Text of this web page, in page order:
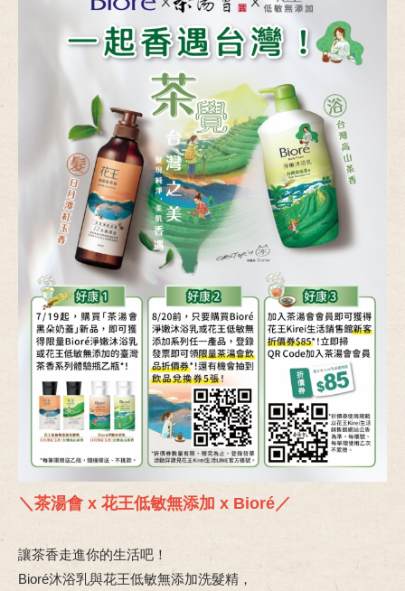
＼茶湯會 x 花王低敏無添加 x Bioré／
讓茶香走進你的生活吧！
Bioré沐浴乳與花王低敏無添加洗髮精，